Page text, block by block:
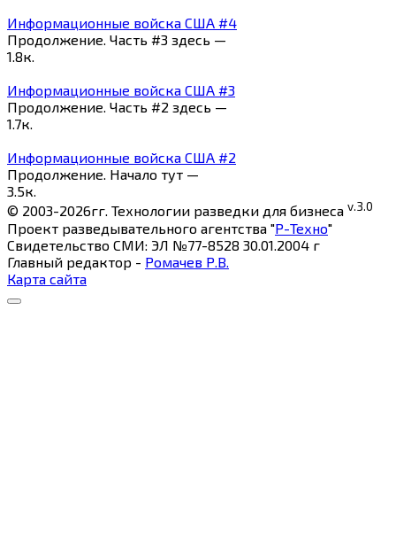
Информационные войска США #4
Продолжение. Часть #3 здесь —
1.8к.
Информационные войска США #3
Продолжение. Часть #2 здесь —
1.7к.
Информационные войска США #2
Продолжение. Начало тут —
3.5к.
© 2003-2026гг. Технологии разведки для бизнеса v.3.0
Проект разведывательного агентства "Р-Техно"
Свидетельство СМИ: ЭЛ №77-8528 30.01.2004 г
Главный редактор - Ромачев Р.В.
Карта сайта